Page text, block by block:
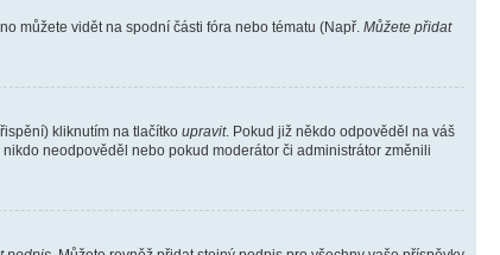
můžete vidět na spodní části fóra nebo tématu (Např. Můžete přidat
kliknutím na tlačítko upravit. Pokud již někdo odpověděl na váš
neodpověděl nebo pokud moderátor či administrátor změnili